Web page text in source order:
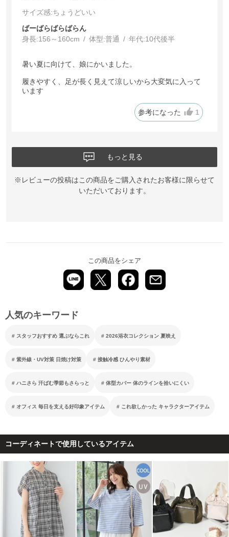
サイズ感:ちょうどいい
ばーばらばらばらん
身長:156～160cm 体型:普通 年代:10代後半
暑い夏に向けて、娘にかいました。
履きやすく、足が長く見えて涼しいから大変気に入って
います
参考になった 1
もっと見る
※レビューの投稿はこの商品をご購入されたお客様に限らせて
いただいております。
この商品をシェア
人気のキーワード
スタッフおすすめ 選ぶならこれ 2026浴衣コレクション 夏映え
紫外線・UV対策 日焼け対策 接触冷感 ひんやり素材
ハニさら 汗ばむ季節もさらっと 体型カバー 体のラインを拾いにくい
オフィス 毎日を支える好印象アイテム これ欲しかった キャラクターアイテム
コーディネートで使用しているアイテム